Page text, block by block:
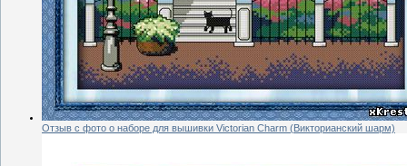
Отзыв с фото о наборе для вышивки Victorian Charm (Викторианский шарм)